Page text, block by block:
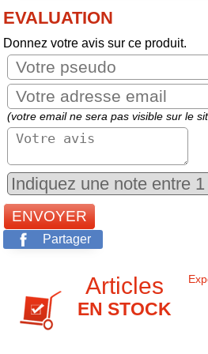
EVALUATION
Donnez votre avis sur ce produit.
(votre email ne sera pas visible sur le
Partager
Articles
EN STOCK